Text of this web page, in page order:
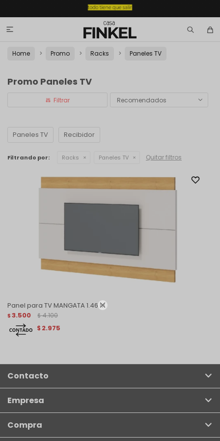


Home Promo Racks Paneles TV
Promo Paneles TV
Recomendados
Paneles TV Recibidor
Filtrando por: Racks Paneles TV Quitar filtros
Panel para TV MANGATA 1.46 M
$ 3.500 $ 4.100
$ 2.975
Contacto
Empresa
Compra